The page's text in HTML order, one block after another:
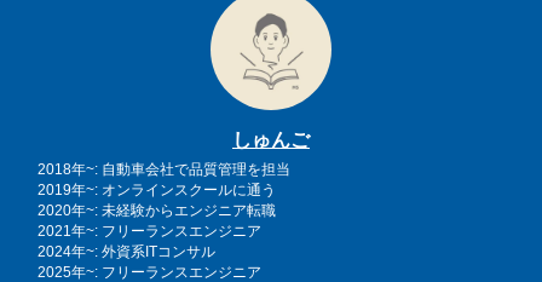
しゅんご
2018年~: 自動車会社で品質管理を担当
2019年~: オンラインスクールに通う
2020年~: 未経験からエンジニア転職
2021年~: フリーランスエンジニア
2024年~: 外資系ITコンサル
2025年~: フリーランスエンジニア